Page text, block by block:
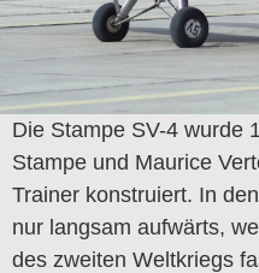
Die Stampe SV-4 wurde
Stampe und Maurice
Trainer konstruiert. In
nur langsam aufwärts,
des zweiten Weltkriegs